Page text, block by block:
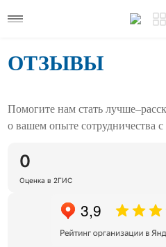
ОТЗЫВЫ
Помогите нам стать
о вашем опыте сотрудничества
0
Оценка в 2ГИС